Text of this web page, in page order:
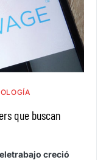
que buscan
creció